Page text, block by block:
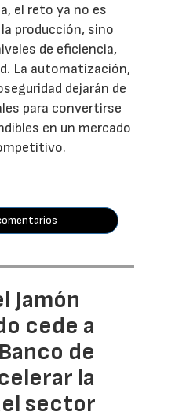
el reto ya no es
producción, sino
de eficiencia,
La automatización,
dejarán de
para convertirse
en un mercado
Jamón
cede a
de
la
sector